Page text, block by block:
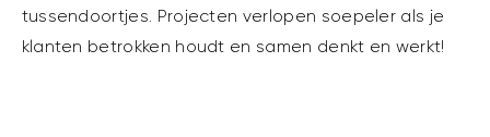
tussendoortjes. Projecten verlopen soepeler als je
klanten betrokken houdt en samen denkt en werkt!